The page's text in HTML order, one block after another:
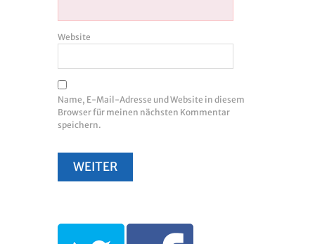
Website
Name, E-Mail-Adresse und Website in diesem
Browser für meinen nächsten Kommentar
speichern.